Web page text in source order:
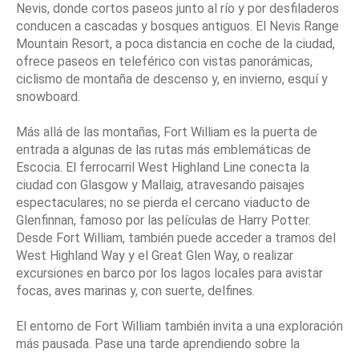
Nevis, donde cortos paseos junto al río y por desfiladeros
conducen a cascadas y bosques antiguos. El Nevis Range
Mountain Resort, a poca distancia en coche de la ciudad,
ofrece paseos en teleférico con vistas panorámicas,
ciclismo de montaña de descenso y, en invierno, esquí y
snowboard.
Más allá de las montañas, Fort William es la puerta de
entrada a algunas de las rutas más emblemáticas de
Escocia. El ferrocarril West Highland Line conecta la
ciudad con Glasgow y Mallaig, atravesando paisajes
espectaculares; no se pierda el cercano viaducto de
Glenfinnan, famoso por las películas de Harry Potter.
Desde Fort William, también puede acceder a tramos del
West Highland Way y el Great Glen Way, o realizar
excursiones en barco por los lagos locales para avistar
focas, aves marinas y, con suerte, delfines.
El entorno de Fort William también invita a una exploración
más pausada. Pase una tarde aprendiendo sobre la